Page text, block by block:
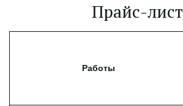
Прайс-лист
Работы